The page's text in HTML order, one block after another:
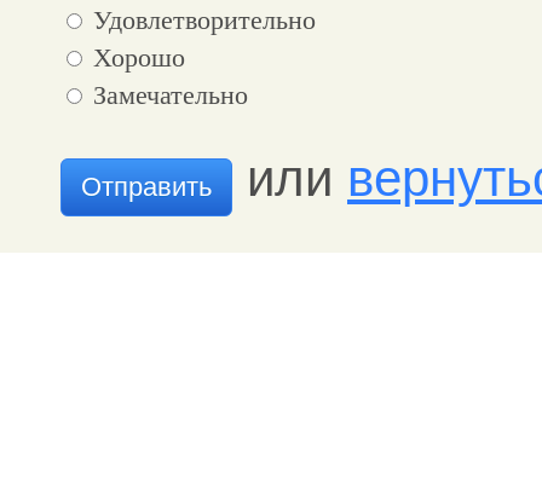
Удовлетворительно
Хорошо
Замечательно
Отправить или